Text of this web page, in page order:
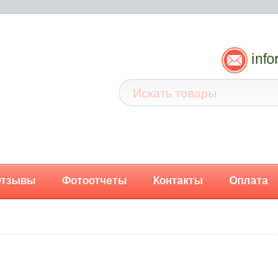
Фотоотчеты Контакты Оплата